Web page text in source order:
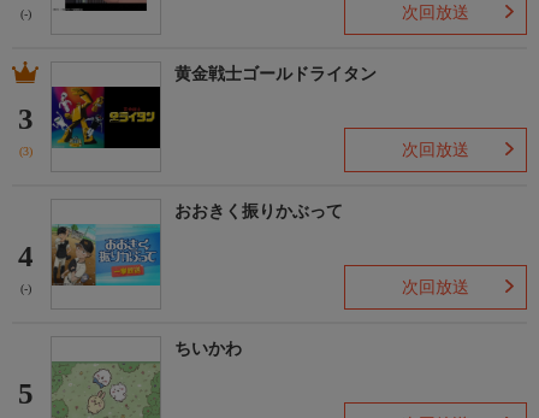
(-) 次回放送
3
(3)
黄金戦士ゴールドライタン
次回放送
4
(-)
おおきく振りかぶって
次回放送
5
ちいかわ